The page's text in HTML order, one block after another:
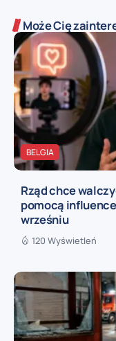
Może Cię
BELGIA
Rząd chce
pomocą
wrześniu
120 Wyświetleń